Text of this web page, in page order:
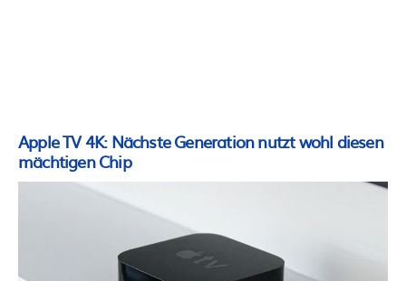
Apple TV 4K: Nächste Generation nutzt wohl diesen
mächtigen Chip